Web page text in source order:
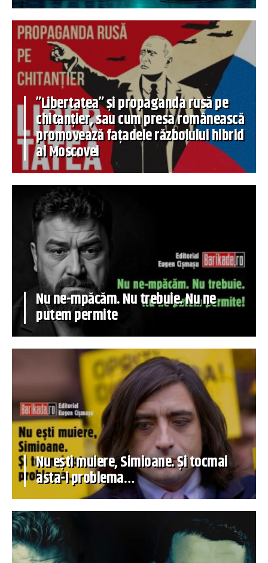
”Libertatea” și propaganda rusă pe
chitanțier, sau cum presa românească
promovează fațadele războiului hibrid
al Moscovei
Nu ne-mpăcăm. Nu trebuie. Nu ne
putem permite
Nu ești muiere, Simioane. Și tocmai
asta-i problema…